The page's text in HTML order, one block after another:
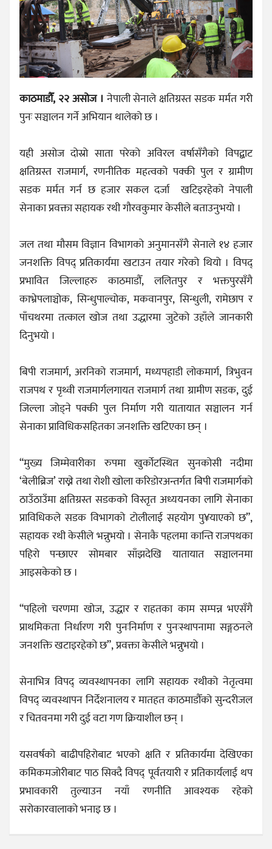
काठमाडौँ, २२ असोज । नेपाली सेनाले क्षतिग्रस्त सडक मर्मत गरी
पुनः सञ्चालन गर्ने अभियान थालेको छ ।
यही असोज दोस्रो साता परेको अविरल वर्षासँगैको विपद्बाट
क्षतिग्रस्त राजमार्ग, रणनीतिक महत्वको पक्की पुल र ग्रामीण
सडक मर्मत गर्न छ हजार सकल दर्जा खटिइरहेको नेपाली
सेनाका प्रवक्ता सहायक रथी गौरवकुमार केसीले बताउनुभयो ।
जल तथा मौसम विज्ञान विभागको अनुमानसँगै सेनाले १४ हजार
जनशक्ति विपद् प्रतिकार्यमा खटाउन तयार गरेको थियो । विपद्
प्रभावित जिल्लाहरु काठमाडौँ, ललितपुर र भक्तपुरसँगै
काभ्रेपलाञ्चोक, सिन्धुपाल्चोक, मकवानपुर, सिन्धुली, रामेछाप र
पाँचथरमा तत्काल खोज तथा उद्धारमा जुटेको उहाँले जानकारी
दिनुभयो ।
बिपी राजमार्ग, अरनिको राजमार्ग, मध्यपहाडी लोकमार्ग, त्रिभुवन
राजपथ र पृथ्वी राजमार्गलगायत राजमार्ग तथा ग्रामीण सडक, दुई
जिल्ला जोड्ने पक्की पुल निर्माण गरी यातायात सञ्चालन गर्न
सेनाका प्राविधिकसहितका जनशक्ति खटिएका छन् ।
“मुख्य जिम्मेवारीका रुपमा खुर्कोटस्थित सुनकोसी नदीमा
‘बेलीब्रिज’ राख्ने तथा रोशी खोला करिडोरअन्तर्गत बिपी राजमार्गको
ठाउँठाउँमा क्षतिग्रस्त सडकको विस्तृत अध्ययनका लागि सेनाका
प्राविधिकले सडक विभागको टोलीलाई सहयोग पु¥याएको छ”,
सहायक रथी केसीले भन्नुभयो । सेनाकै पहलमा कान्ति राजपथका
पहिरो पन्छाएर सोमबार साँझदेखि यातायात सञ्चालनमा
आइसकेको छ ।
“पहिलो चरणमा खोज, उद्धार र राहतका काम सम्पन्न भएसँगै
प्राथमिकता निर्धारण गरी पुनःनिर्माण र पुनःस्थापनामा सङ्गठनले
जनशक्ति खटाइरहेको छ”, प्रवक्ता केसीले भन्नुभयो ।
सेनाभित्र विपद् व्यवस्थापनका लागि सहायक रथीको नेतृत्वमा
विपद् व्यवस्थापन निर्देशनालय र मातहत काठमाडौँको सुन्दरीजल
र चितवनमा गरी दुई वटा गण क्रियाशील छन् ।
यसवर्षको बाढीपहिरोबाट भएको क्षति र प्रतिकार्यमा देखिएका
कमिकमजोरीबाट पाठ सिक्दै विपद् पूर्वतयारी र प्रतिकार्यलाई थप
प्रभावकारी तुल्याउन नयाँ रणनीति आवश्यक रहेको
सरोकारवालाको भनाइ छ ।